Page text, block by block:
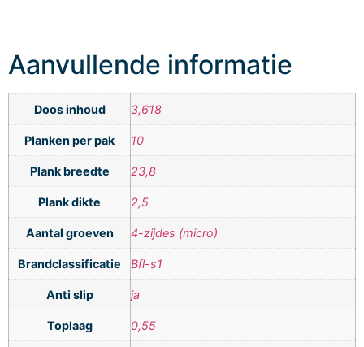
Aanvullende informatie
Doos inhoud 3,618
Planken per pak 10
Plank breedte 23,8
Plank dikte 2,5
Aantal groeven 4-zijdes (micro)
Brandclassificatie Bfl-s1
Anti slip ja
Toplaag 0,55